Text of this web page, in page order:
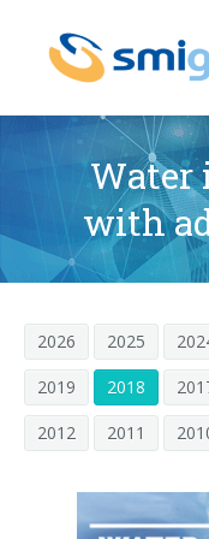
Quienes somos
Datos clave
Misión
Historia
Governance
Corporate governance
Código de Ética
Calidad, Medio
General Data
Sostenibilidad
Botellas sin etiqueta
rPET
Productos
LINEAS DE
SOPLADORAS
Postventa
Water
with
2026 2025
2019
2018
2012
2011